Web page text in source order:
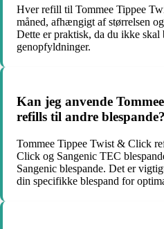
Hver refill til Tommee Tippee
måned, afhængigt af størrelsen
Dette er praktisk, da du ikke
genopfyldninger.
Kan jeg anvende
refills til andre blespande?
Tommee Tippee Twist & Click
Click og Sangenic TEC
Sangenic blespande. Det er
din specifikke blespand for